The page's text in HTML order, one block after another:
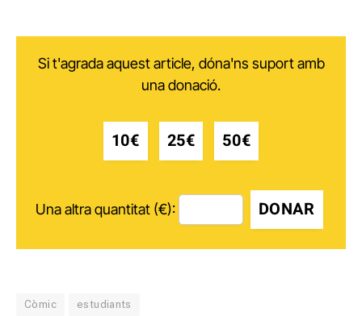
Si t'agrada aquest article, dóna'ns suport amb
una donació.
10€ 25€ 50€
Una altra quantitat (€): DONAR
Còmic estudiants